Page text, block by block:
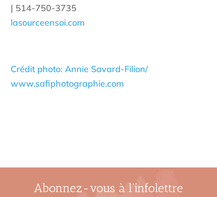
| 514-750-3735
lasourceensoi.com
Crédit photo: Annie Savard-Filion/
www.safiphotographie.com
Abonnez-vous à l’infolettre